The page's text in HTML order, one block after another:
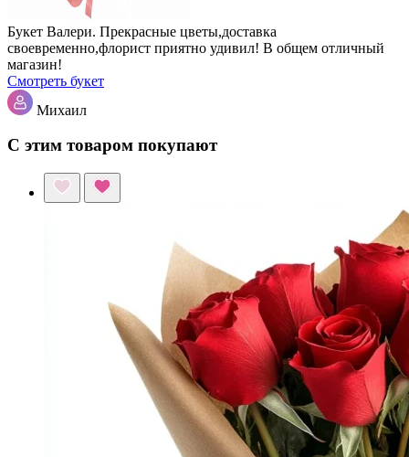
Букет Валери. Прекрасные цветы,доставка
своевременно,флорист приятно удивил! В общем отличный
магазин!
Смотреть букет
Михаил
С этим товаром покупают